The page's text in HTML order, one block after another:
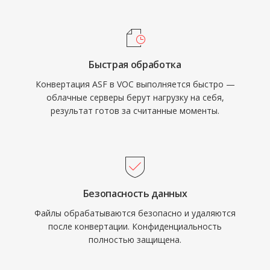
освобождая процессор в эпоху, когда
использовался в DOS-играх от id Software,
Sierra и LucasArts. С распространением
Windows и формата WAV VOC постепенно
вышел из массового использования, однако
Быстрая обработка
Конвертация ASF в VOC выполняется быстро —
облачные серверы берут нагрузку на себя,
результат готов за считанные моменты.
Безопасность данных
Файлы обрабатываются безопасно и удаляются
после конвертации. Конфиденциальность
полностью защищена.